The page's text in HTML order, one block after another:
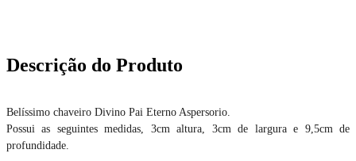
Descrição do Produto
Belíssimo chaveiro Divino Pai Eterno Aspersorio.
Possui as seguintes medidas, 3cm altura, 3cm de largura e 9,5cm de
profundidade.